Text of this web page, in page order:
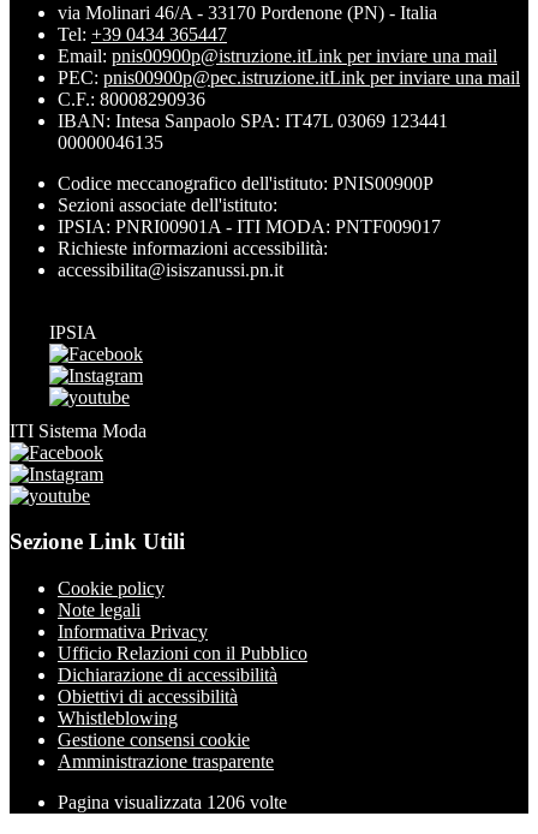
via Molinari 46/A - 33170 Pordenone (PN) - Italia
Tel: +39 0434 365447
Email: pnis00900p@istruzione.itLink per inviare una mail
PEC: pnis00900p@pec.istruzione.itLink per inviare una mail
C.F.: 80008290936
IBAN: Intesa Sanpaolo SPA: IT47L 03069 123441
00000046135
Codice meccanografico dell'istituto: PNIS00900P
Sezioni associate dell'istituto:
IPSIA: PNRI00901A - ITI MODA: PNTF009017
Richieste informazioni accessibilità:
accessibilita@isiszanussi.pn.it
IPSIA
ITI Sistema Moda
Sezione Link Utili
Cookie policy
Note legali
Informativa Privacy
Ufficio Relazioni con il Pubblico
Dichiarazione di accessibilità
Obiettivi di accessibilità
Whistleblowing
Gestione consensi cookie
Amministrazione trasparente
Pagina visualizzata 1206 volte